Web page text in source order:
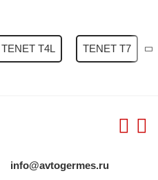
TENET T4L TENET T7
info@avtogermes.ru